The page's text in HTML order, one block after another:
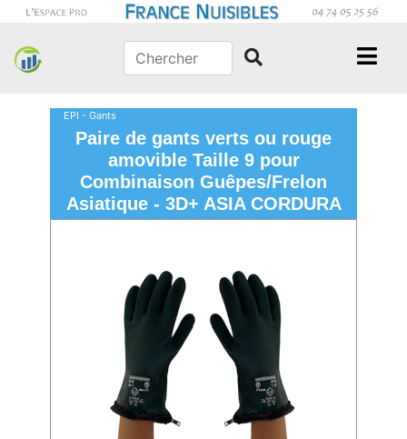
EPI - Gants
Paire de gants verts ou rouge
amovible Taille 9 pour
Combinaison Guêpes/Frelon
Asiatique - 3D+ ASIA CORDURA